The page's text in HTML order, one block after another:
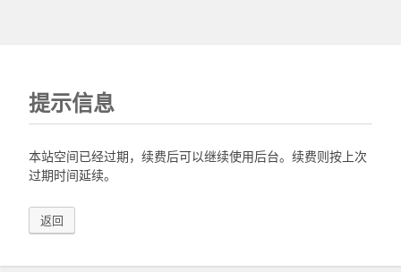
提示信息
本站空间已经过期，续费后可以继续使用后台。续费则按上次
过期时间延续。
返回